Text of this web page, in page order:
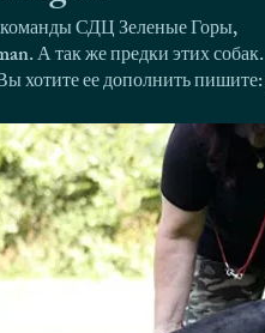
СДЦ Зеленые Горы,
А так же предки этих собак.
хотите ее дополнить пишите: